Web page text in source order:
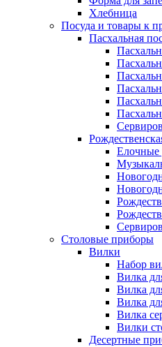
Хлебница
Посуда и товары к
Пасхальная
Елочные
Столовые приборы
Вилки
Набор
Вилка
Вилка
Вилка
Вилка
Вилки
Десертные